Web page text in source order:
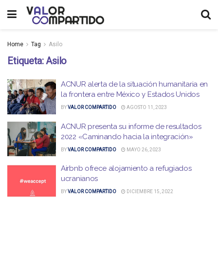
Home Tag Asilo
Etiqueta:Asilo
ACNUR alerta de la situación humanitaria en
la frontera entre México y Estados Unidos
BYVALOR COMPARTIDO AGOSTO 11, 2023
ACNUR presenta su informe de resultados
2022 «Caminando hacia la integración»
BYVALOR COMPARTIDO MAYO 26, 2023
Airbnb ofrece alojamiento a refugiados
ucranianos
BYVALOR COMPARTIDO DICIEMBRE 15, 2022